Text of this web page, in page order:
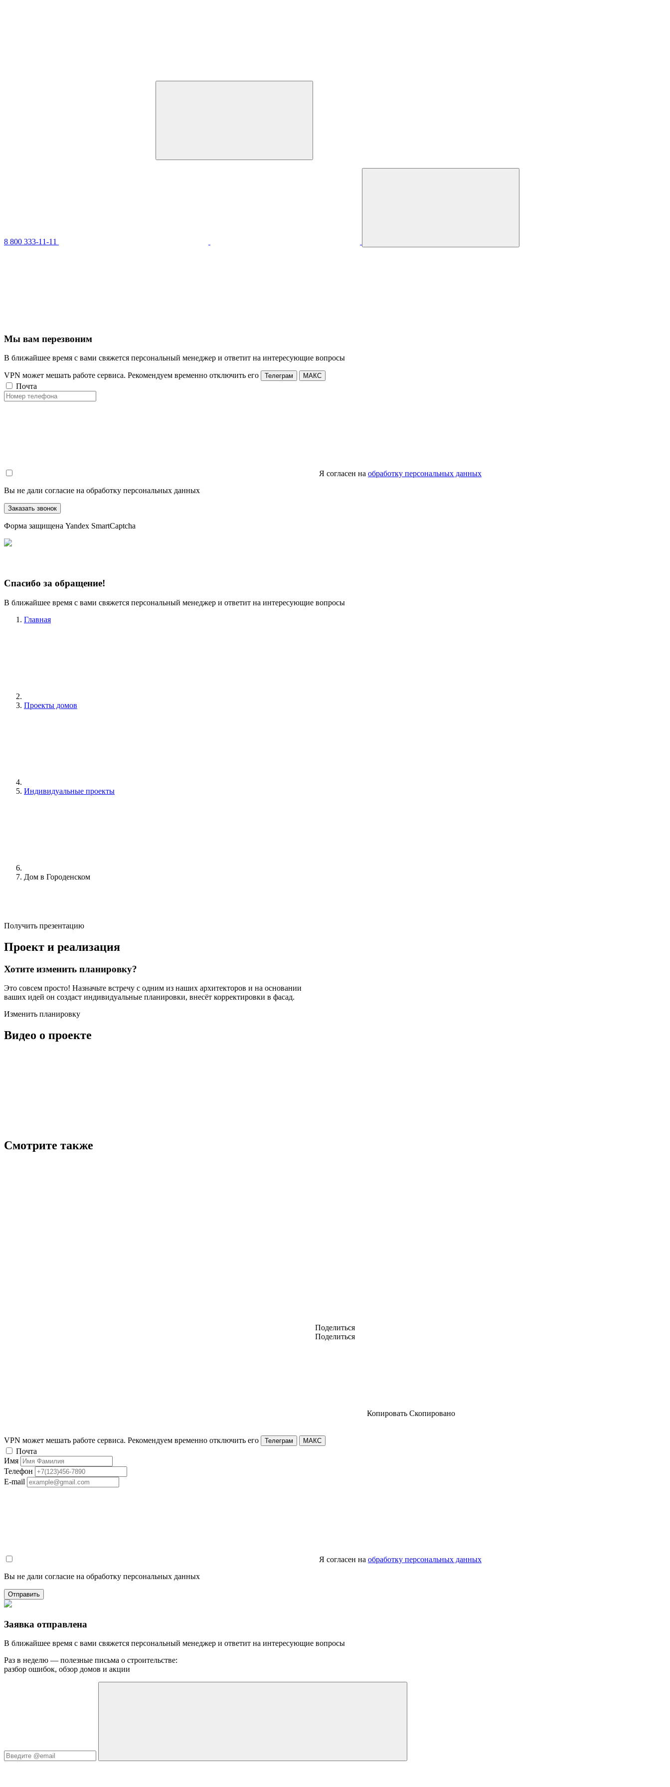
8 800 333-11-11
Мы вам перезвоним
В ближайшее время с вами свяжется персональный менеджер и ответит на интересующие вопросы
VPN может мешать работе сервиса. Рекомендуем временно отключить его Телеграм МАКС
Почта
Я согласен на обработку персональных данных
Вы не дали согласие на обработку персональных данных
Заказать звонок
Форма защищена Yandex SmartCaptcha
Спасибо за обращение!
В ближайшее время с вами свяжется персональный менеджер и ответит на интересующие вопросы
Главная
Проекты домов
Индивидуальные проекты
Дом в Городенском
Получить презентацию
Проект и реализация
Хотите изменить планировку?
Это совсем просто! Назначьте встречу с одним из наших архитекторов и на основании
ваших идей он создаст индивидуальные планировки, внесёт корректировки в фасад.
Изменить планировку
Видео о проекте
Смотрите также
Поделиться
Поделиться
Копировать Скопировано
VPN может мешать работе сервиса. Рекомендуем временно отключить его Телеграм МАКС
Почта
Имя
Телефон
E-mail
Я согласен на обработку персональных данных
Вы не дали согласие на обработку персональных данных
Отправить
Заявка отправлена
В ближайшее время с вами свяжется персональный менеджер и ответит на интересующие вопросы
Раз в неделю — полезные письма о строительстве:
разбор ошибок, обзор домов и акции